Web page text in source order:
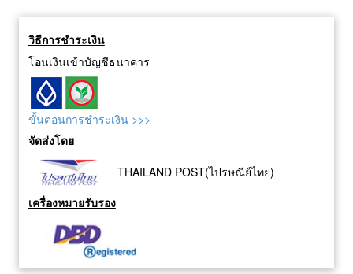
วิธีการชำระเงิน
โอนเงินเข้าบัญชีธนาคาร
ขั้นตอนการชำระเงิน >>>
จัดส่งโดย
THAILAND POST(ไปรษณีย์ไทย)
เครื่องหมายรับรอง